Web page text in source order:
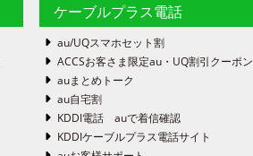
ケーブルプラス電話
au/UQスマホセット割
ACCSお客さま限定au・UQ割引クーポン
auまとめトーク
au自宅割
KDDI電話 auで着信確認
KDDIケーブルプラス電話サイト